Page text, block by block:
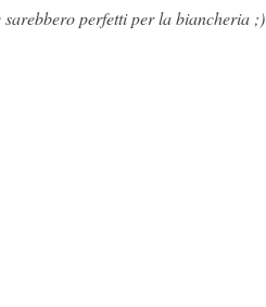
perfetti per la biancheria ;)